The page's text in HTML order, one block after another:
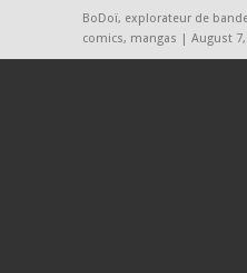
BoDoï, explorateur de
comics, mangas | August 7,